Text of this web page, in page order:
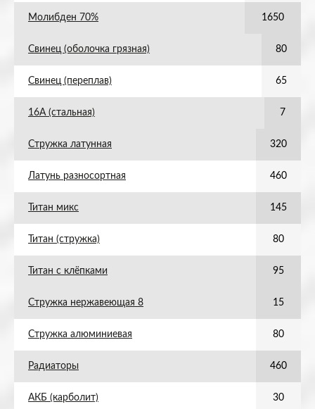
Молибден 70% 1650
Свинец (оболочка грязная) 80
Свинец (переплав) 65
16А (стальная) 7
Стружка латунная 320
Латунь разносортная 460
Титан микс 145
Титан (стружка) 80
Титан с клёпками 95
Стружка нержавеющая 8 15
Стружка алюминиевая 80
Радиаторы 460
АКБ (карболит) 30